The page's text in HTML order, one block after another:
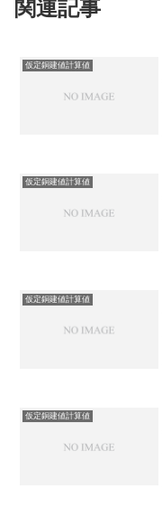
関連記事
仮定銅建値計算値
仮定銅建値計算値
仮定銅建値計算値
仮定銅建値計算値